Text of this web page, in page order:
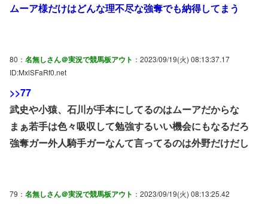
ムーア様だけはどんな理不尽な強奪でも納得してまう
80： 名無しさん＠実況で競馬板アウト ：2023/09/19(火) 08:13:37.17
ID:MxlSFaRf0.net
>>77
武史や小猿、石川が手本にしてるのはムーアだからな
まぁ若手は色々吸収して勉強するいい機会にもなるだろ
強奪ガー外人騎手ガーなんて言ってるのは外野だけだし
79： 名無しさん＠実況で競馬板アウト ：2023/09/19(火) 08:13:25.42